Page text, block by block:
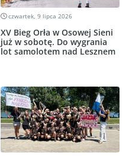
czwartek, 9 lipca 2026
XV Bieg Orła w Osowej Sieni
już w sobotę. Do wygrania
lot samolotem nad Lesznem